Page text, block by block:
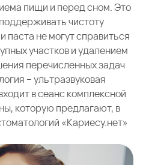
пищи и перед сном. Это
чистоту
не могут справиться
участков и удалением
перечисленных задач
–ультразвуковая
в сеанс комплексной
которую предлагают, в
«Кариесу.нет»